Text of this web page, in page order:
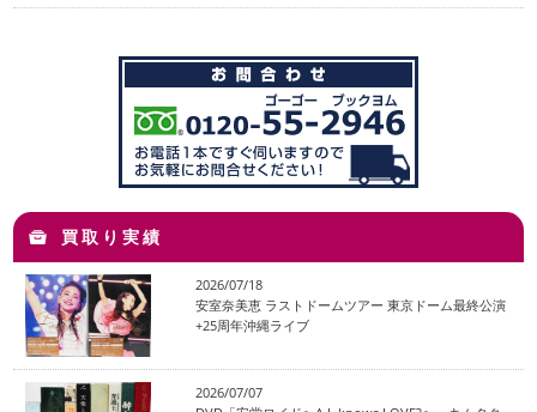
買取り実績
2026/07/18
安室奈美恵 ラストドームツアー 東京ドーム最終公演
+25周年沖縄ライブ
2026/07/07